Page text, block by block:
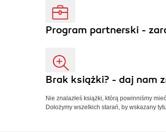
Program partnerski -
Brak książki? - daj nam
Nie znalazłeś książki, którą powinniśmy
Dołożymy wszelkich starań, by wskazany